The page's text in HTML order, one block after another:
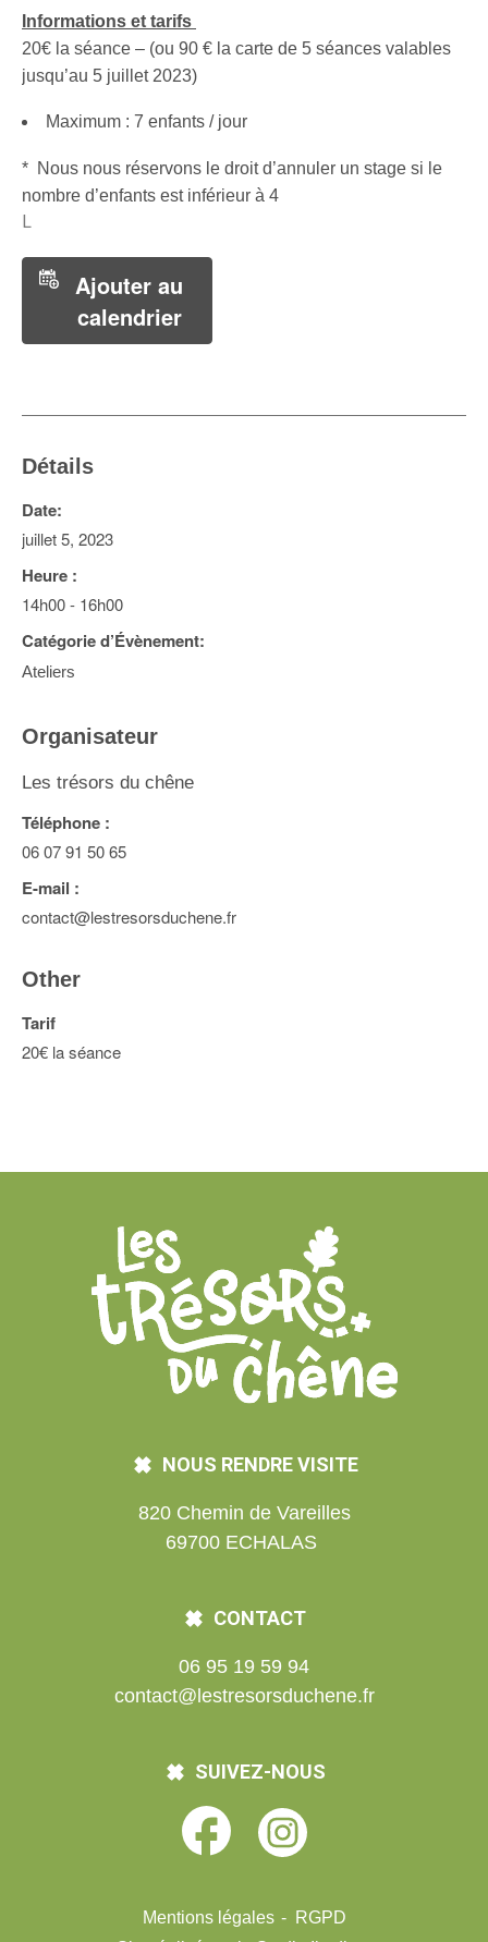
Informations et tarifs
20€ la séance – (ou 90 € la carte de 5 séances valables
jusqu’au 5 juillet 2023)
Maximum : 7 enfants / jour
* Nous nous réservons le droit d’annuler un stage si le
nombre d’enfants est inférieur à 4
L
Ajouter au
calendrier
Détails
Date:
juillet 5, 2023
Heure :
14h00 - 16h00
Catégorie d’Évènement:
Ateliers
Organisateur
Les trésors du chêne
Téléphone :
06 07 91 50 65
E-mail :
contact@lestresorsduchene.fr
Other
Tarif
20€ la séance
NOUS RENDRE VISITE
820 Chemin de Vareilles
69700 ECHALAS
CONTACT
06 95 19 59 94
contact@lestresorsduchene.fr
SUIVEZ-NOUS
Mentions légales
RGPD